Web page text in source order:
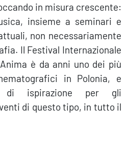
in misura crescente:
insieme a seminari e
non necessariamente
Il Festival Internazionale
è da anni uno dei più
in Polonia, e
di ispirazione per gli
di questo tipo, in tutto il